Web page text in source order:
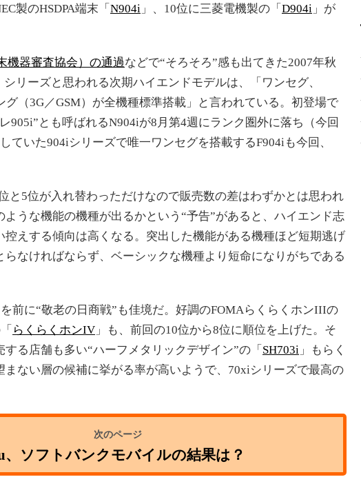
製のHSDPA端末「 N904i 」、10位に三菱電機製の「 D904i 」が
機器審査協会）の通過などで“そろそろ”感も出てきた2007年秋
リーズと思われる次期ハイエンドモデルは、「ワンセグ、
グ（3G／GSM）が全機種標準搭載」と言われている。初登場で
905i”とも呼ばれるN904iが8月第4週にランク圏外に落ち（今回
ていた904iシリーズで唯一ワンセグを搭載するF904iも今回、
と5位が入れ替わっただけなので販売数の差はわずかとは思われ
ような機能の機種が出るかという“予告”があると、ハイエンド志
控えする傾向は高くなる。突出した機能がある機種ほど短期逃げ
らなければならず、ベーシックな機種より短命になりがちである
前に“敬老の日商戦”も佳境だ。好調のFOMAらくらくホンIIIの
らくらくホンIV 」も、前回の10位から8位に順位を上げた。そ
る店舗も多い“ハーフメタリックデザイン”の「 SH703i 」もらく
まない層の候補に挙がる率が高いようで、70xiシリーズで最高の
、ソフトバンクモバイルの結果は？